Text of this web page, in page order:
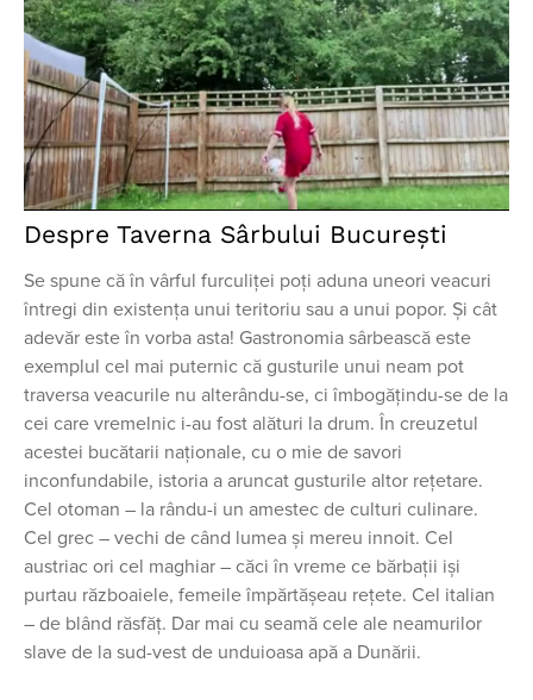
Despre Taverna Sârbului București
Se spune că în vârful furculiței poți aduna uneori veacuri
întregi din existența unui teritoriu sau a unui popor. Și cât
adevăr este în vorba asta! Gastronomia sârbească este
exemplul cel mai puternic că gusturile unui neam pot
traversa veacurile nu alterându-se, ci îmbogățindu-se de la
cei care vremelnic i-au fost alături la drum. În creuzetul
acestei bucătarii naționale, cu o mie de savori
inconfundabile, istoria a aruncat gusturile altor rețetare.
Cel otoman – la rându-i un amestec de culturi culinare.
Cel grec – vechi de când lumea și mereu innoit. Cel
austriac ori cel maghiar – căci în vreme ce bărbații iși
purtau războaiele, femeile împărtășeau rețete. Cel italian
– de blând răsfăț. Dar mai cu seamă cele ale neamurilor
slave de la sud-vest de unduioasa apă a Dunării.